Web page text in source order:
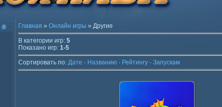
Главная » Онлайн игры » Другие
В категории игр: 5
Показано игр: 1-5
Сортировать по: Дате · Названию · Рейтингу · Запускам